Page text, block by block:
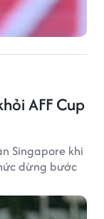
AFF Cup
Singapore khi
dừng bước